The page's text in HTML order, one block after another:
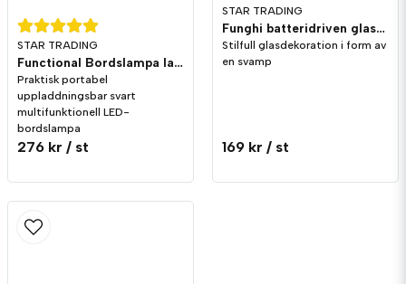
STAR TRADING
Functional Bordslampa laddningsbar Svart
Praktisk portabel
uppladdningsbar svart
multifunktionell LED-
bordslampa
276 kr / st
STAR TRADING
Funghi batteridriven glasdekoration Svamp 17cm
Stilfull glasdekoration i form av
en svamp
169 kr / st